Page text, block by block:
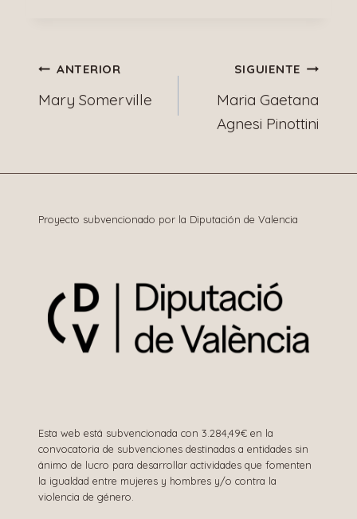
Navegación
de
ANTERIOR
Mary Somerville
SIGUIENTE
Maria Gaetana
Agnesi Pinottini
Proyecto subvencionado por la Diputación de Valencia
Esta web está subvencionada con 3.284,49€ en la
convocatoria de subvenciones destinadas a entidades sin
ánimo de lucro para desarrollar actividades que fomenten
la igualdad entre mujeres y hombres y/o contra la
violencia de género.